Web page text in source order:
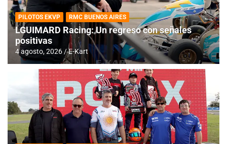
PILOTOS EKVP RMC BUENOS AIRES
LGUIMARD Racing: Un regreso con señales
positivas
4 agosto, 2026 E-Kart